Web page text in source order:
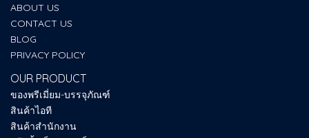
ABOUT US
CONTACT US
BLOG
PRIVACY POLICY
OUR PRODUCT
ของพรีเมี่ยม-บรรจุภัณฑ์
สินค้าไอที
สินค้าสำนักงาน